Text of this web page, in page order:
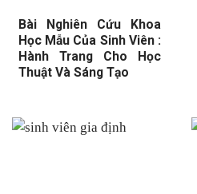
Bài Nghiên Cứu Khoa
Học Mẫu Của Sinh Viên :
Hành Trang Cho Học
Thuật Và Sáng Tạo